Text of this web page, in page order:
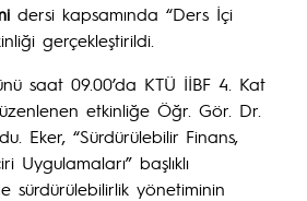
dersi kapsamında “Ders İçi
gerçekleştirildi.
saat 09.00’da KTÜ İİBF 4. Kat
etkinliğe Öğr. Gör. Dr.
Eker, “Sürdürülebilir Finans,
Uygulamaları” başlıklı
sürdürülebilirlik yönetiminin